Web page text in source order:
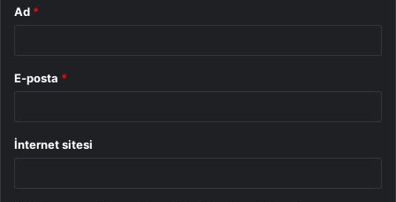
Ad *
E-posta *
İnternet sitesi